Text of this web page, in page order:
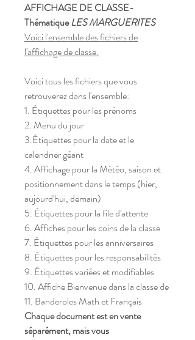
AFFICHAGE DE CLASSE-
ThématiqueLES MARGUERITES
Voici l'ensemble des fichiers de
l'affichage de classe.
Voici tous les fichiers que vous
retrouverez dans l'ensemble:
1. Étiquettes pour les prénoms
2. Menu du jour
3.Étiquettes pour la date et le
calendrier géant
4. Affichage pour la Météo, saison et
positionnement dans le temps (hier,
aujourd'hui, demain)
5. Étiquettes pour la file d'attente
6. Affiches pour les coins de la classe
7. Étiquettes pour les anniversaires
8. Étiquettes pour les responsabilités
9. Étiquettes variées et modifiables
10. Affiche Bienvenue dans la classe de
11. Banderoles Math et Français
Chaque document est en vente
séparément, mais vous